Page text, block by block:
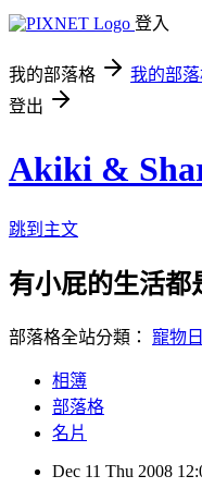
登入
我的部落格 我的部
登出
Akiki &
跳到主文
有小屁的生活都
部落格全站分類： 寵物
相簿
部落格
名片
Dec 11 Thu 2008